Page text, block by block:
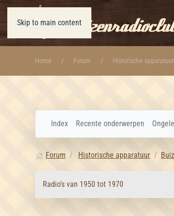
Skip to main content
Home Forum Historische apparatuur
Index Recente onderwerpen
Forum Historische apparatuur
Radio's van 1950 tot 1970